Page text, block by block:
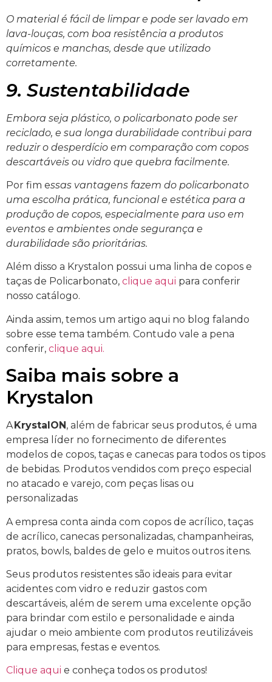
O material é fácil de limpar e pode ser lavado em
lava-louças, com boa resistência a produtos
químicos e manchas, desde que utilizado
corretamente.
9. Sustentabilidade
Embora seja plástico, o policarbonato pode ser
reciclado, e sua longa durabilidade contribui para
reduzir o desperdício em comparação com copos
descartáveis ou vidro que quebra facilmente.
Por fim essas vantagens fazem do policarbonato
uma escolha prática, funcional e estética para a
produção de copos, especialmente para uso em
eventos e ambientes onde segurança e
durabilidade são prioritárias.
Além disso a Krystalon possui uma linha de copos e
taças de Policarbonato, clique aqui para conferir
nosso catálogo.
Ainda assim, temos um artigo aqui no blog falando
sobre esse tema também. Contudo vale a pena
conferir, clique aqui.
Saiba mais sobre a
Krystalon
A KrystalON , além de fabricar seus produtos, é uma
empresa líder no fornecimento de diferentes
modelos de copos, taças e canecas para todos os tipos
de bebidas. Produtos vendidos com preço especial
no atacado e varejo, com peças lisas ou
personalizadas
A empresa conta ainda com copos de acrílico, taças
de acrílico, canecas personalizadas, champanheiras,
pratos, bowls, baldes de gelo e muitos outros itens.
Seus produtos resistentes são ideais para evitar
acidentes com vidro e reduzir gastos com
descartáveis, além de serem uma excelente opção
para brindar com estilo e personalidade e ainda
ajudar o meio ambiente com produtos reutilizáveis
para empresas, festas e eventos.
Clique aqui e conheça todos os produtos!